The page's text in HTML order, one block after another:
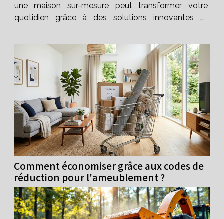
une maison sur-mesure peut transformer votre
quotidien grâce à des solutions innovantes et
Conception basée sur...
Comment économiser grâce aux codes de
réduction pour l'ameublement ?